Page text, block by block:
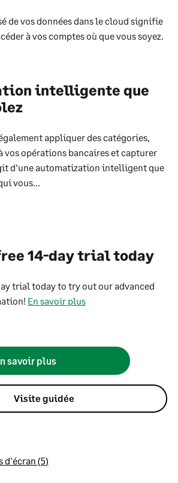
de vos données dans le cloud signifie
à vos comptes où que vous soyez.
intelligente que
appliquer des catégories,
vos opérations bancaires et capturer
d’une automatization intelligent que
vous...
14-day trial today
trial today to try out our advanced
En savoir plus
savoir plus
Visite guidée
d'écran 5